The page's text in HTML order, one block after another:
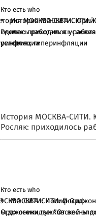
Кто есть who
История МОСКВА-СИТИ.
Росляк: приходилось
условиях гиперинфляции
История МОСКВА-СИТИ.
Росляк: приходилось
условиях
Кто есть who
МОСКВА-СИТИ: Иосиф
Орджоникидзе: "От весны